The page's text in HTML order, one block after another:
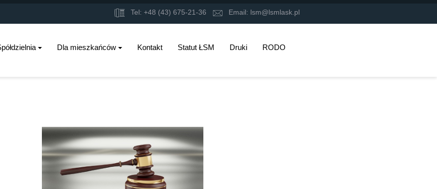
Tel: +48 (43) 675-21-36 Email: lsm@lsmlask.pl
Dla mieszkańców Kontakt Statut ŁSM Druki RODO